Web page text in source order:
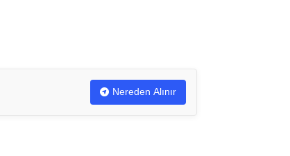
Nereden Alınır